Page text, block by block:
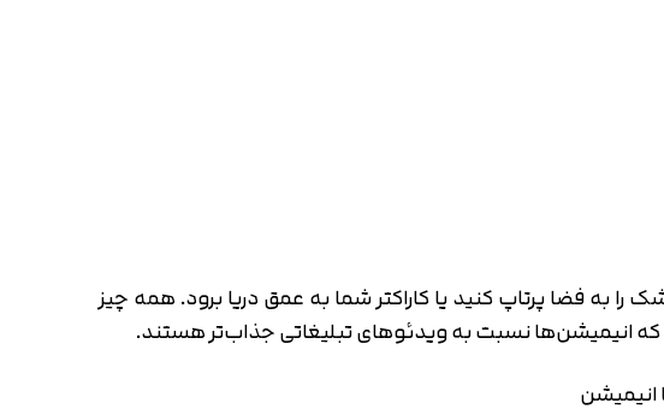
به فضا پرتاپ کنید یا کاراکتر شما به عمق دریا برود. همه چیز
انیمیشن‌ها نسبت به ویدئوهای تبلیغاتی جذاب‌تر هستند.
انیمیشن